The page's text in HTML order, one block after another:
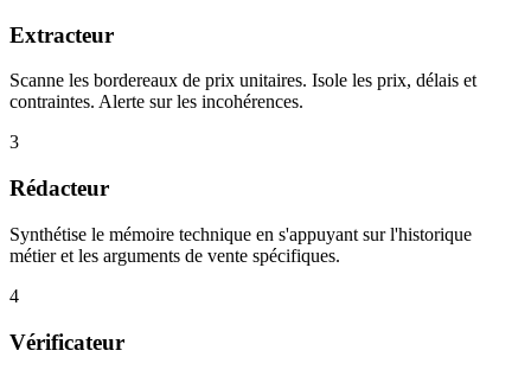
Extracteur
Scanne les bordereaux de prix unitaires. Isole les prix, délais et
contraintes. Alerte sur les incohérences.
3
Rédacteur
Synthétise le mémoire technique en s'appuyant sur l'historique
métier et les arguments de vente spécifiques.
4
Vérificateur